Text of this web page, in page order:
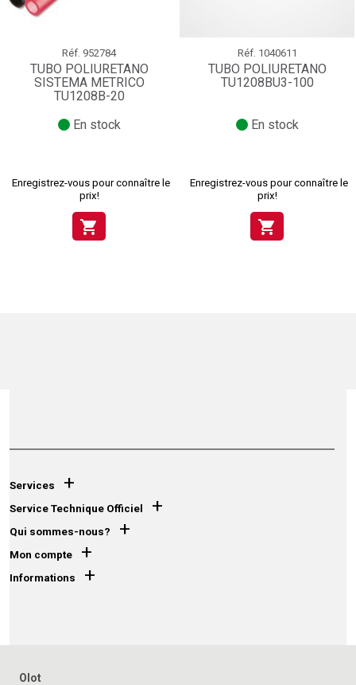
Réf. 952784
TUBO POLIURETANO
SISTEMA METRICO
TU1208B-20
En stock
Enregistrez-vous pour connaître le
prix!
shopping_cart
Réf. 1040611
TUBO POLIURETANO
TU1208BU3-100
En stock
Enregistrez-vous pour connaître le
prix!
shopping_cart
Services +
Service Technique Officiel +
Qui sommes-nous? +
Mon compte +
Informations +
Olot